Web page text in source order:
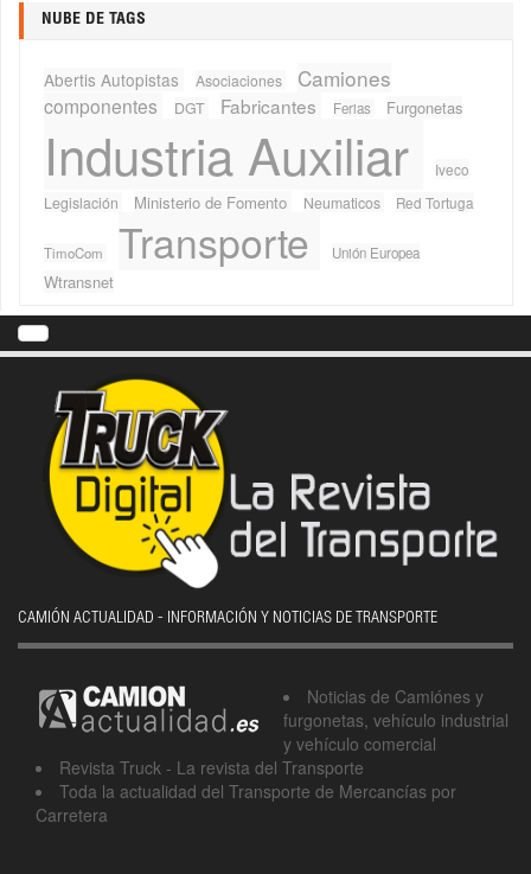
NUBE DE TAGS
Abertis Autopistas Asociaciones Camiones
componentes DGT Fabricantes Ferias Furgonetas
Industria Auxiliar
Iveco
Legislación
Ministerio de Fomento Neumaticos Red Tortuga
TimoCom Transporte Unión Europea
Wtransnet
CAMIÓN ACTUALIDAD - INFORMACIÓN Y NOTICIAS DE TRANSPORTE
Noticias de Camiónes y
furgonetas, vehículo industrial
y vehículo comercial
Revista Truck - La revista del Transporte
Toda la actualidad del Transporte de Mercancías por
Carretera